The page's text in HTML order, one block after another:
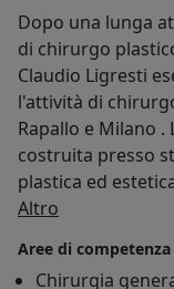
Dopo una lunga
di chirurgo
Claudio Ligresti
l'attività di
Rapallo e Milano
costruita presso strutture specializzate in chirurgia
plastica ed
bagaglio tecnico
un’esperienza
Altro
Aree di
Chirurgia